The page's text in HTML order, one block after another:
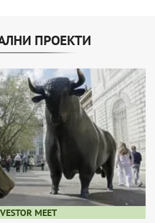
ПРОЕКТИ
MEET